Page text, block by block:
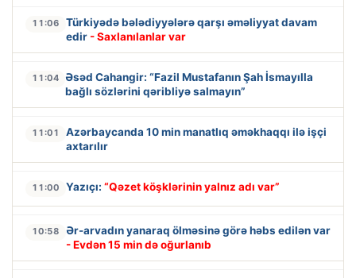
11:06
Türkiyədə bələdiyyələrə qarşı əməliyyat davam
edir - Saxlanılanlar var
11:04
Əsəd Cahangir: “Fazil Mustafanın Şah İsmayılla
bağlı sözlərini qəribliyə salmayın”
11:01
Azərbaycanda 10 min manatlıq əməkhaqqı ilə işçi
axtarılır
11:00 Yazıçı: “Qəzet köşklərinin yalnız adı var”
10:58
Ər-arvadın yanaraq ölməsinə görə həbs edilən var
- Evdən 15 min də oğurlanıb